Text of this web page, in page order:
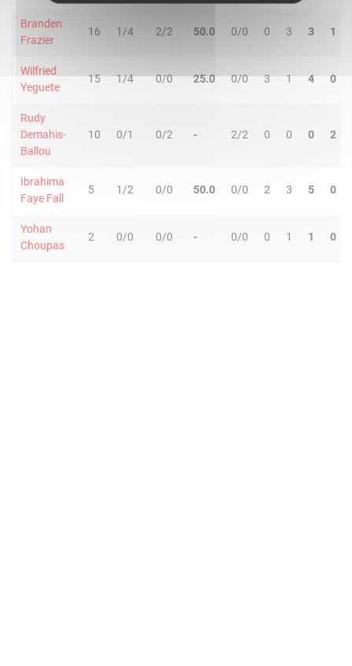
Branden
Frazier
16 1/4 2/2 50.0 0/0 0 3 3 1
Wilfried
Yeguete
15 1/4 0/0 25.0 0/0 3 1 4 0
Rudy
Demahis-
Ballou
10 0/1 0/2 - 2/2 0 0 0 2
Ibrahima
Faye Fall
5 1/2 0/0 50.0 0/0 2 3 5 0
Yohan
Choupas
2 0/0 0/0 - 0/0 0 1 1 0